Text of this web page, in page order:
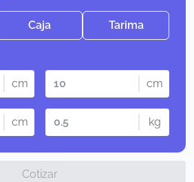
Caja Tarima
cm cm
cm kg
Cotizar